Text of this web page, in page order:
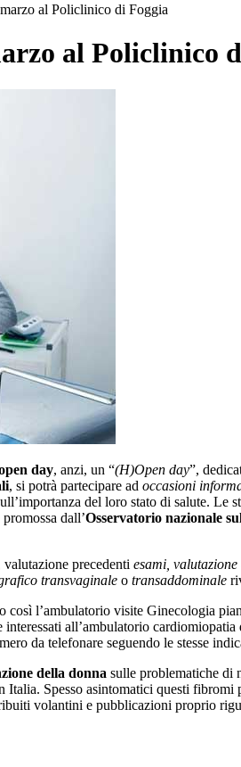
al Policlinico di Foggia
al Policlinico
day, anzi, un “(H)Open day”,
, si potrà partecipare ad occasioni
del loro stato di salute. Le
dall’Osservatorio nazionale
precedenti esami,
transvaginale o transaddominale
così l’ambulatorio visite Ginecologia
all’ambulatorio
da telefonare seguendo le stesse
della donna sulle problematiche di
Spesso asintomatici questi fibromi
volantini e pubblicazioni proprio